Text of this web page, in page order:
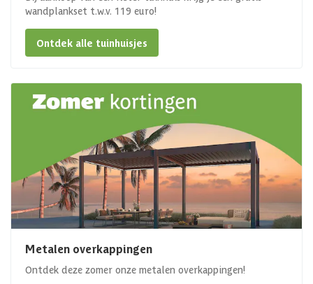
wandplankset t.w.v. 119 euro!
Ontdek alle tuinhuisjes
Metalen overkappingen
Ontdek deze zomer onze metalen overkappingen!